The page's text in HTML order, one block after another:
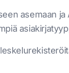
asemaan